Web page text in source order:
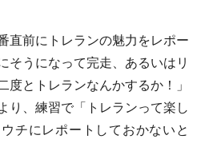
直前にトレランの魅力をレポー
そうになって完走、あるいはリ
度とトレランなんかするか！」
り、練習で「トレランって楽し
チにレポートしておかないと